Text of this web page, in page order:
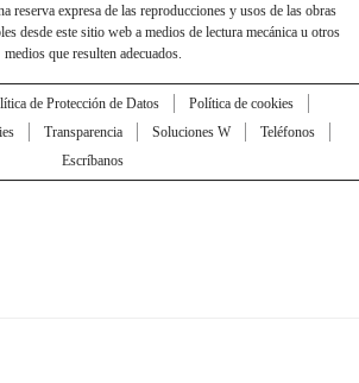
reserva expresa de las reproducciones y usos de las obras
desde este sitio web a medios de lectura mecánica u otros
medios que resulten adecuados.
de Protección de Datos
Política de cookies
Transparencia Soluciones W
Teléfonos
Escríbanos